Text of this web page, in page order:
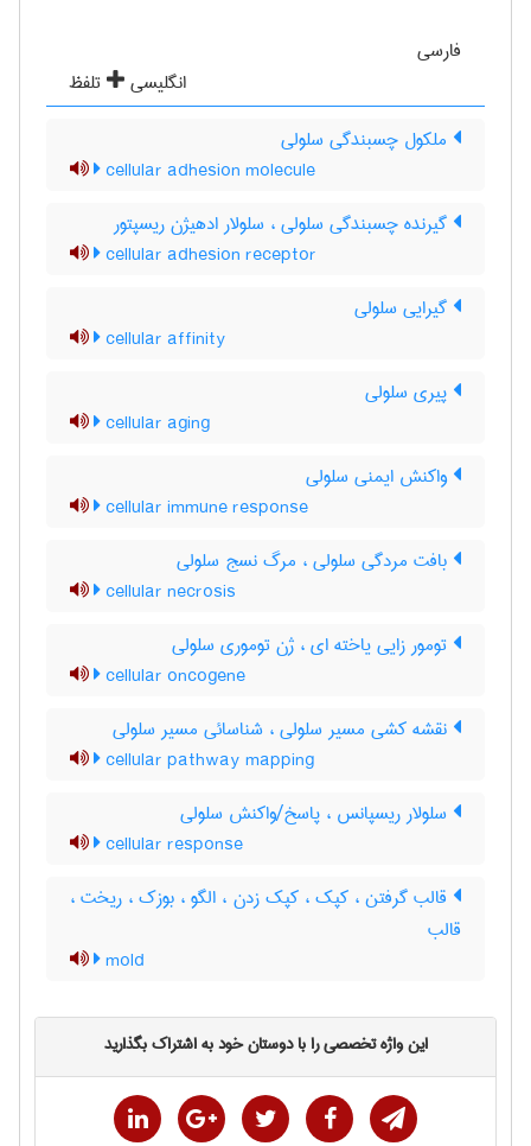
فارسی
انگلیسی
تلفظ
ملکول چسبندگی سلولی
cellular adhesion molecule
گیرنده چسبندگی سلولی ، سلولار ادهیژن ریسپتور
cellular adhesion receptor
گیرایی سلولی
cellular affinity
پیری سلولی
cellular aging
واکنش ایمنی سلولی
cellular immune response
بافت مردگی سلولی ، مرگ نسج سلولی
cellular necrosis
تومور زایی یاخته ای ، ژن توموری سلولی
cellular oncogene
نقشه کشی مسیر سلولی ، شناسائی مسیر سلولی
cellular pathway mapping
سلولار ریسپانس ، پاسخ/واکنش سلولی
cellular response
قالب گرفتن ، کپک ، کپک زدن ، الگو ، بوزک ، ریخت ،
قالب
mold
این واژه تخصصی را با دوستان خود به اشتراک بگذارید